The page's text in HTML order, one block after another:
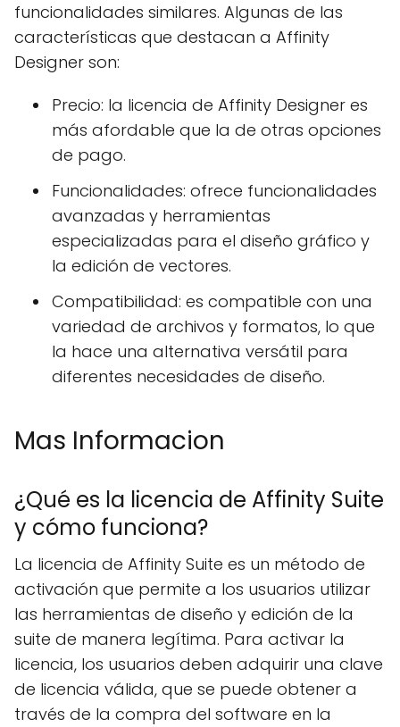
funcionalidades similares. Algunas de las
características que destacan a Affinity
Designer son:
Precio: la licencia de Affinity Designer es
más afordable que la de otras opciones
de pago.
Funcionalidades: ofrece funcionalidades
avanzadas y herramientas
especializadas para el diseño gráfico y
la edición de vectores.
Compatibilidad: es compatible con una
variedad de archivos y formatos, lo que
la hace una alternativa versátil para
diferentes necesidades de diseño.
Mas Informacion
¿Qué es la licencia de Affinity Suite
y cómo funciona?
La licencia de Affinity Suite es un método de
activación que permite a los usuarios utilizar
las herramientas de diseño y edición de la
suite de manera legítima. Para activar la
licencia, los usuarios deben adquirir una clave
de licencia válida, que se puede obtener a
través de la compra del software en la